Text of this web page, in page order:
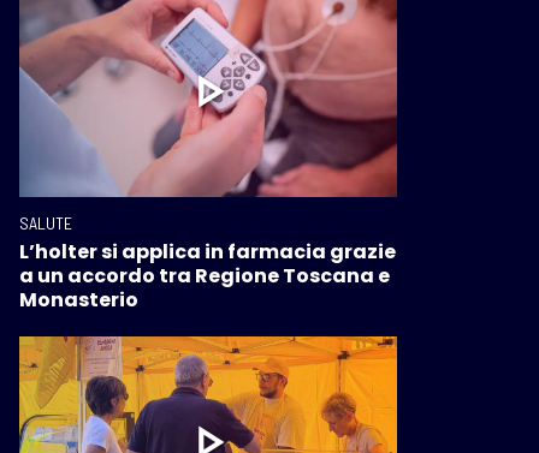
SALUTE
L’holter si applica in farmacia grazie
a un accordo tra Regione Toscana e
Monasterio